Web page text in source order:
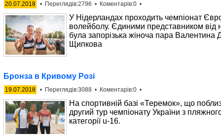
20.07.2018 • Переглядів:2796 • Коментарів:0 •
У Нідерландах проходить чемпіонат
волейболу. Єдиними представником від
була запорізька жіноча пара Валентина
Щипкова
Бронза в Кривому Розі
19.07.2018 • Переглядів:3088 • Коментарів:0 •
На спортивній базі «Теремок», що
другий тур чемпіонату України з
категорії u-16.